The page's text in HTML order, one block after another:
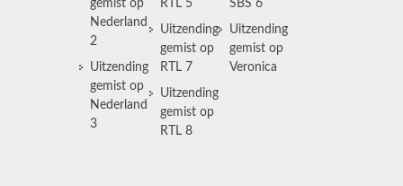
gemist op
Nederland
2
Uitzending
gemist op
Nederland
3
RTL 5
Uitzending
gemist op
RTL 7
Uitzending
gemist op
RTL 8
SBS 6
Uitzending
gemist op
Veronica